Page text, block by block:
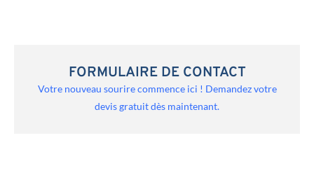
FORMULAIRE DE CONTACT
Votre nouveau sourire commence ici ! Demandez votre
devis gratuit dès maintenant.